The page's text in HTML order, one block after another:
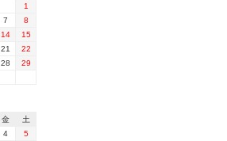
1
7
8
14
15
21
22
28
29
金
土
4
5